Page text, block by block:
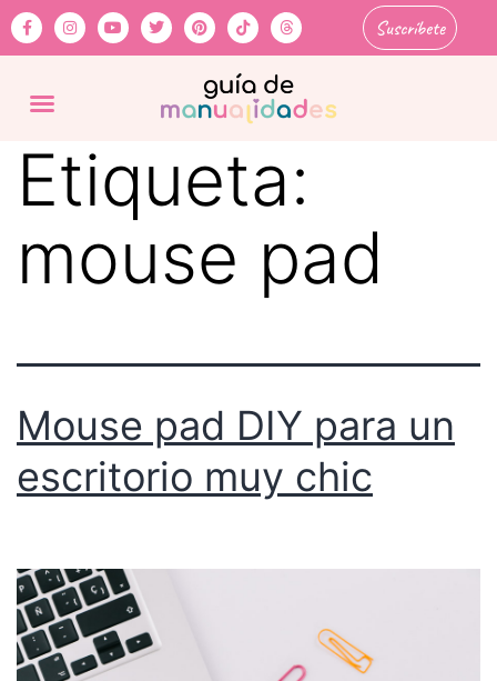
Suscríbete
Etiqueta:
mouse pad
Mouse pad DIY para un
escritorio muy chic